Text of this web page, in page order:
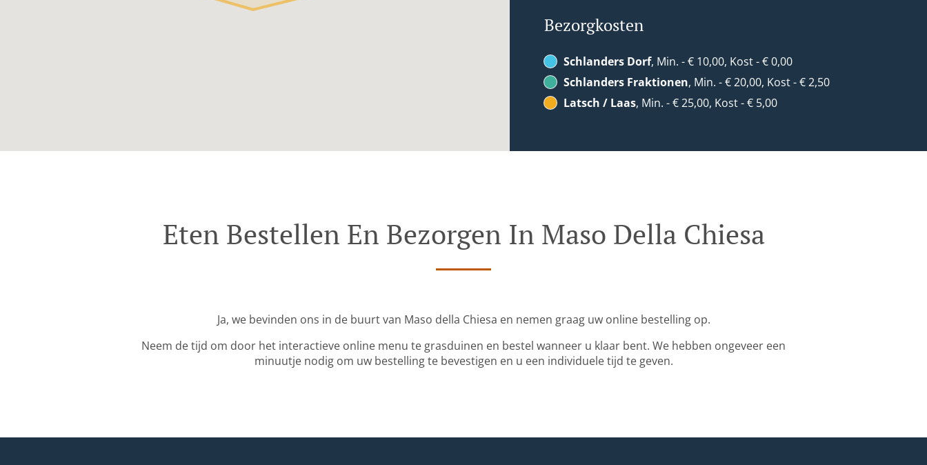
Bezorgkosten
Schlanders Dorf, Min. - € 10,00, Kost - € 0,00
Schlanders Fraktionen, Min. - € 20,00, Kost - € 2,50
Latsch / Laas, Min. - € 25,00, Kost - € 5,00
Eten Bestellen En Bezorgen In Maso Della Chiesa
Ja, we bevinden ons in de buurt van Maso della Chiesa en nemen graag uw online bestelling op.
Neem de tijd om door het interactieve online menu te grasduinen en bestel wanneer u klaar bent. We hebben ongeveer een
minuutje nodig om uw bestelling te bevestigen en u een individuele tijd te geven.